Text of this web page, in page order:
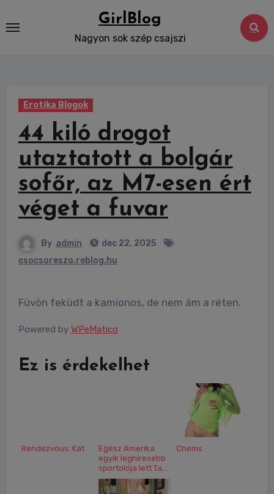
to
GirlBlog
Nagyon sok szép csajszi
Erotika Blogok
44 kiló drogot
utaztatott a bolgár
sofőr, az M7-esen ért
véget a fuvar
By admin
dec 22, 2025
csocsoreszo.reblog.hu
Füvön feküdt a kamionos, de nem ám a réten.
Powered by WPeMatico
Ez is érdekelhet
Rendezvous: Kat
Egész Amerika
egyik leghíresebb
sportolója lett Ta...
Chems